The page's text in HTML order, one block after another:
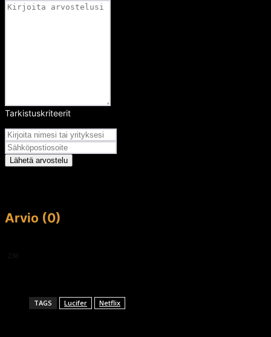
Tarkistuskriteerit
Lähetä arvostelu
Arvio (0)
TAGS Lucifer Netflix